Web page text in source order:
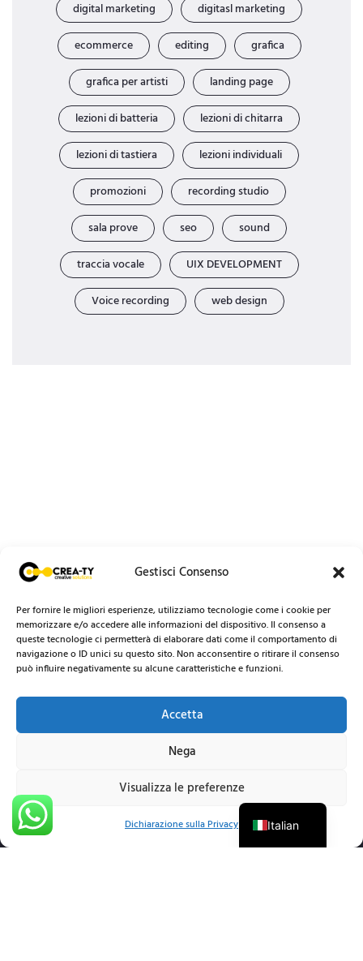
Gestisci Consenso
Per fornire le migliori esperienze, utilizziamo tecnologie come i cookie per
memorizzare e/o accedere alle informazioni del dispositivo. Il consenso a
queste tecnologie ci permetterà di elaborare dati come il comportamento di
navigazione o ID unici su questo sito. Non acconsentire o ritirare il consenso
può influire negativamente su alcune caratteristiche e funzioni.
Accetta
Nega
Visualizza le preferenze
Dichiarazione sulla Privacy
digital marketing
digitasl marketing
ecommerce
editing
grafica
grafica per artisti
landing page
lezioni di batteria
lezioni di chitarra
lezioni di tastiera
lezioni individuali
promozioni
recording studio
sala prove
seo
sound
traccia vocale
UIX DEVELOPMENT
Voice recording
web design
Italian